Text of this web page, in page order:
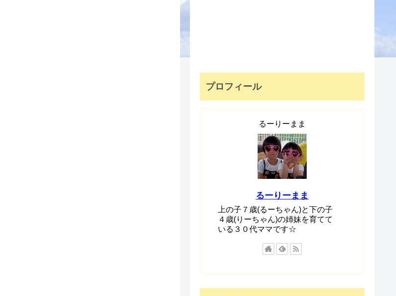
プロフィール
るーりーまま
るーりーまま
上の子７歳(るーちゃん)と下の子
４歳(りーちゃん)の姉妹を育てて
いる３０代ママです☆